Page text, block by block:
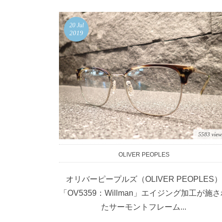
20 Jul
2019
5583
OLIVER PEOPLES
オリバーピープルズ（OLIVER PEOPLES）
「OV5359：Willman」エイジング加工が施さ
たサーモントフレーム...